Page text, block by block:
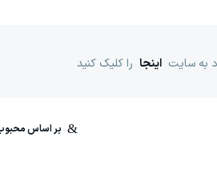
به سایت اینجا را کلیک کنید